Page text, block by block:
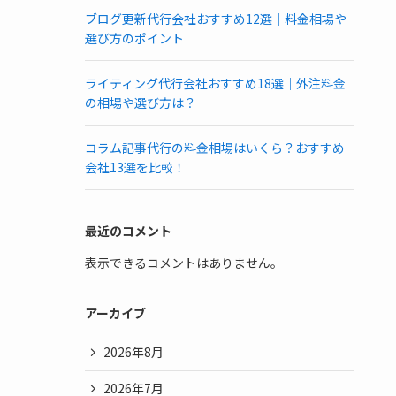
ブログ更新代行会社おすすめ12選｜料金相場や
選び方のポイント
ライティング代行会社おすすめ18選｜外注料金
の相場や選び方は？
コラム記事代行の料金相場はいくら？おすすめ
会社13選を比較！
最近のコメント
表示できるコメントはありません。
アーカイブ
2026年8月
2026年7月